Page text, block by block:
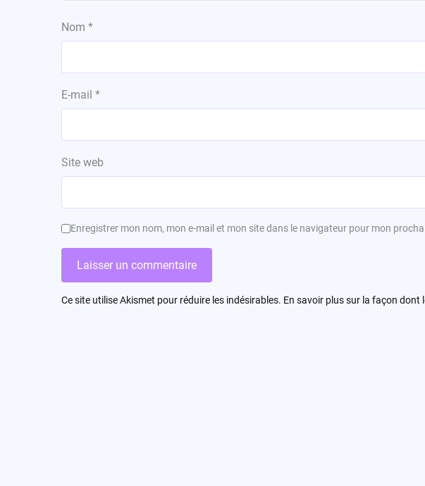
Nom *
E-mail *
Site web
Enregistrer mon nom, mon e-mail et mon site dans le navigateur pour mon
Ce site utilise Akismet pour réduire les indésirables. En savoir plus sur la façon dont